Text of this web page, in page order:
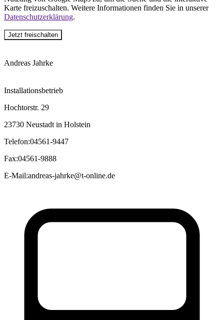
Karte freizuschalten. Weitere Informationen finden Sie in unserer
Datenschutzerklärung.
Jetzt freischalten
Andreas Jahrke
Installationsbetrieb
Hochtorstr. 29
23730 Neustadt in Holstein
Telefon:04561-9447
Fax:04561-9888
E-Mail:andreas-jahrke@t-online.de